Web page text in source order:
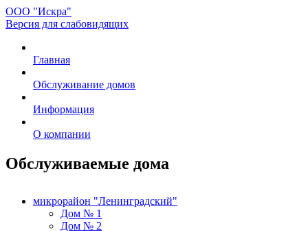
ООО "Искра"
Версия для слабовидящих
Главная
Обслуживание домов
Информация
О компании
Обслуживаемые дома
микрорайон "Ленинградский"
Дом № 1
Дом № 2